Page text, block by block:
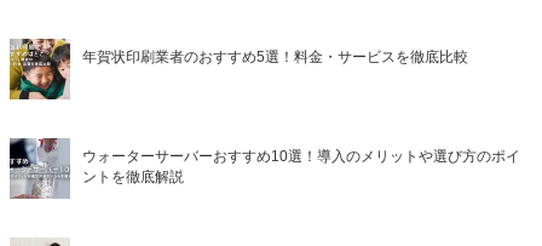
年賀状印刷業者のおすすめ5選！料金・サービスを徹底比較
ウォーターサーバーおすすめ10選！導入のメリットや選び方のポイ
ントを徹底解説